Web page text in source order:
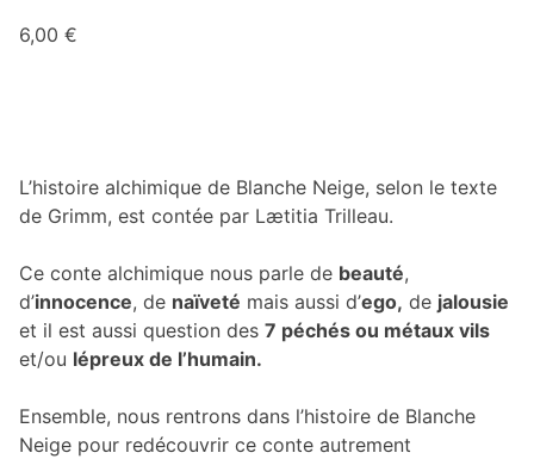
6,00 €
L’histoire alchimique de Blanche Neige, selon le texte
de Grimm, est contée par Lætitia Trilleau.
Ce conte alchimique nous parle de beauté,
d’innocence, de naïveté mais aussi d’ego, de jalousie
et il est aussi question des 7 péchés ou métaux vils
et/ou lépreux de l’humain.
Ensemble, nous rentrons dans l’histoire de Blanche
Neige pour redécouvrir ce conte autrement